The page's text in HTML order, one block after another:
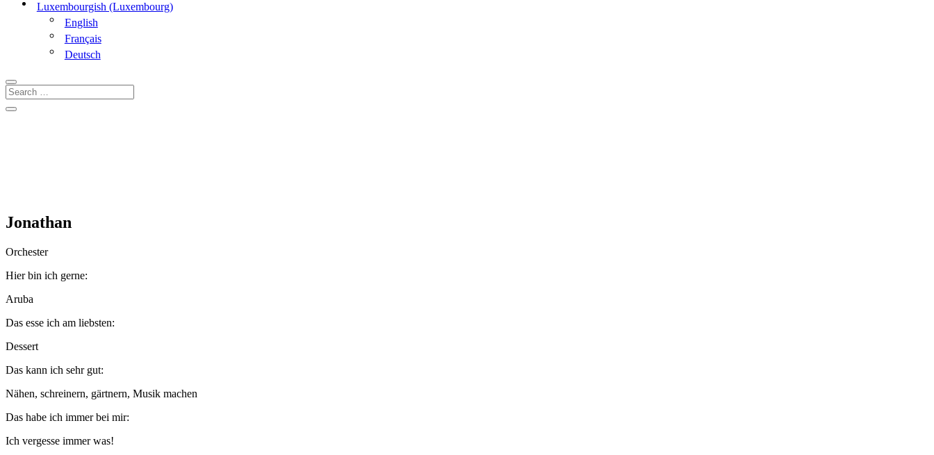
Luxembourgish (Luxembourg)
English
Français
Deutsch
Jonathan
Orchester
Hier bin ich gerne:
Aruba
Das esse ich am liebsten:
Dessert
Das kann ich sehr gut:
Nähen, schreinern, gärtnern, Musik machen
Das habe ich immer bei mir:
Ich vergesse immer was!